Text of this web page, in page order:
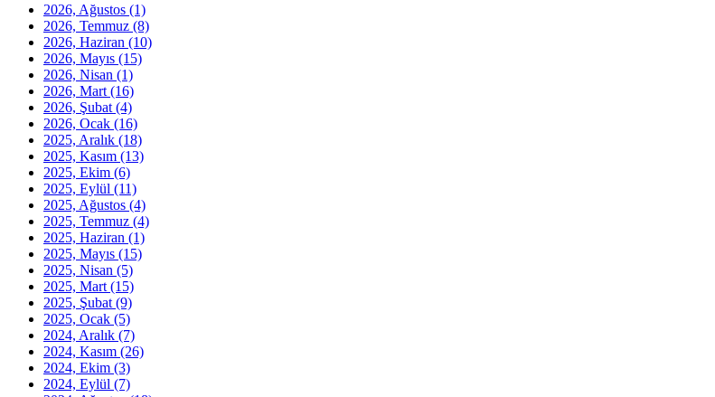
2026, Ağustos (1)
2026, Temmuz (8)
2026, Haziran (10)
2026, Mayıs (15)
2026, Nisan (1)
2026, Mart (16)
2026, Şubat (4)
2026, Ocak (16)
2025, Aralık (18)
2025, Kasım (13)
2025, Ekim (6)
2025, Eylül (11)
2025, Ağustos (4)
2025, Temmuz (4)
2025, Haziran (1)
2025, Mayıs (15)
2025, Nisan (5)
2025, Mart (15)
2025, Şubat (9)
2025, Ocak (5)
2024, Aralık (7)
2024, Kasım (26)
2024, Ekim (3)
2024, Eylül (7)